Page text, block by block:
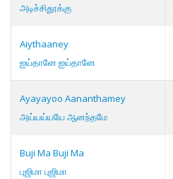
அடிச்சிதூக்கு
Aiythaaney
ஐய்தானே ஐய்தானே
Ayayayoo Aananthamey
அய்யய்யயே ஆனந்தமே
Buji Ma Buji Ma
புஜிமா புஜிமா